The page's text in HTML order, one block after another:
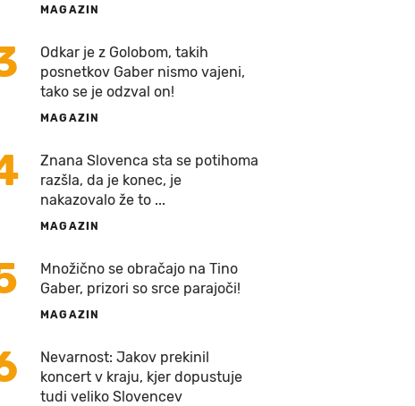
MAGAZIN
Odkar je z Golobom, takih
posnetkov Gaber nismo vajeni,
tako se je odzval on!
MAGAZIN
Znana Slovenca sta se potihoma
razšla, da je konec, je
nakazovalo že to ...
MAGAZIN
Množično se obračajo na Tino
Gaber, prizori so srce parajoči!
MAGAZIN
Nevarnost: Jakov prekinil
koncert v kraju, kjer dopustuje
tudi veliko Slovencev